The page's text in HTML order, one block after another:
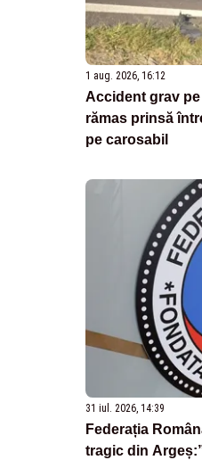
1 aug. 2026, 16:12
Accident grav pe
rămas prinsă
pe carosabil
31 iul. 2026, 14:39
Federația
tragic din